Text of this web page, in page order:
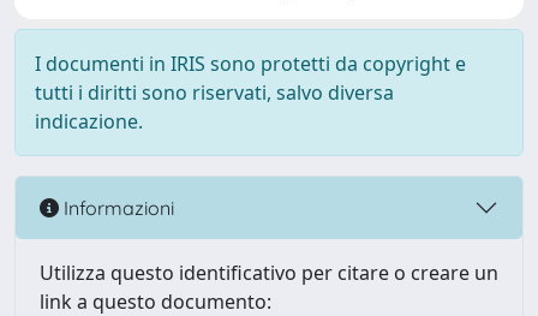
I documenti in IRIS sono protetti da copyright e
tutti i diritti sono riservati, salvo diversa
indicazione.
Informazioni
Utilizza questo identificativo per citare o creare un
link a questo documento: